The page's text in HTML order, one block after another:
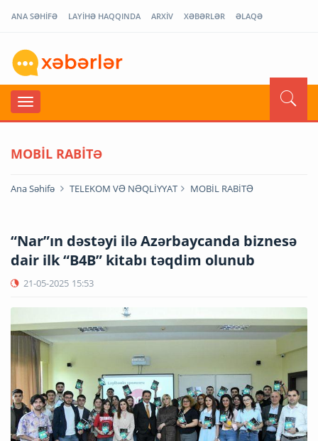
ANA SƏHİFƏ LAYİHƏ HAQQINDA ARXİV XƏBƏRLƏR ƏLAQƏ
MOBİL RABİTƏ
Ana Səhifə TELEKOM VƏ NƏQLİYYAT MOBİL RABİTƏ
“Nar”ın dəstəyi ilə Azərbaycanda biznesə
dair ilk “B4B” kitabı təqdim olunub
21-05-2025 15:53